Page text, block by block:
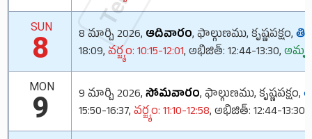
SUN
8 8 మార్చి 2026, ఆదివారం, ఫాల్గుణము, కృష్ణపక్షం,
18:09, వర్జ్యం: 10:15-12:01, అభిజిత్: 12:44-13:30,
MON
9 9 మార్చి 2026, సోమవారం, ఫాల్గుణము, కృష్ణపక్షం,
15:50-16:37, వర్జ్యం: 11:10-12:58, అభిజిత్: 12:44-13:30,